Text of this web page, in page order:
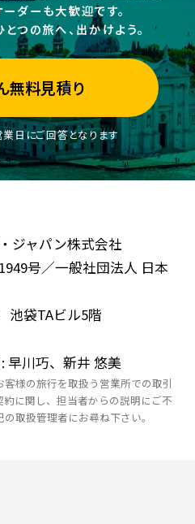
ダーも大歓迎です。
つの旅へ、出かけよう。
無料見積り
日にご回答となります
ジャパン株式会社
号／一般社団法人 日本
袋TAビル5階
早川巧、新井 悠美
様の旅行を取扱う営業所での取引
に関し、担当者からの説明にご不
取扱管理者にお尋ね下さい。